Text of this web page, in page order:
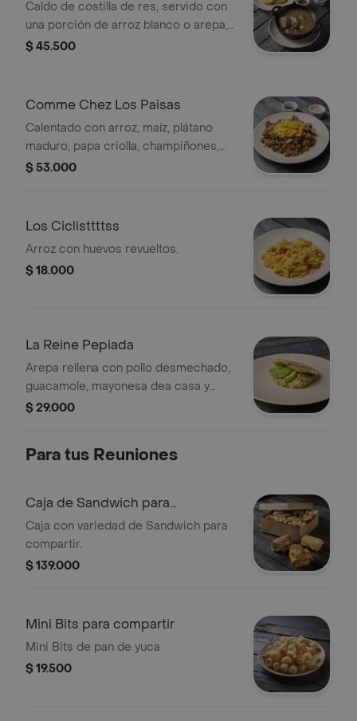
Caldo de costilla de res, servido con
una porción de arroz blanco o arepa,
ají casero y cilantro.
$ 45.500
Comme Chez Los Paisas
Calentado con arroz, maíz, plátano
maduro, papa criolla, champiñones,
cebollín, cilantro y tortilla de huevo o
$ 53.000
Los Ciclisttttss
Arroz con huevos revueltos.
$ 18.000
La Reine Pepiada
Arepa rellena con pollo desmechado,
guacamole, mayonesa dea casa y
aguacate fresco.
$ 29.000
Para tus Reuniones
Caja de Sandwich para
Compartir
Caja con variedad de Sandwich para
compartir.
$ 139.000
Mini Bits para compartir
Mini Bits de pan de yuca
$ 19.500